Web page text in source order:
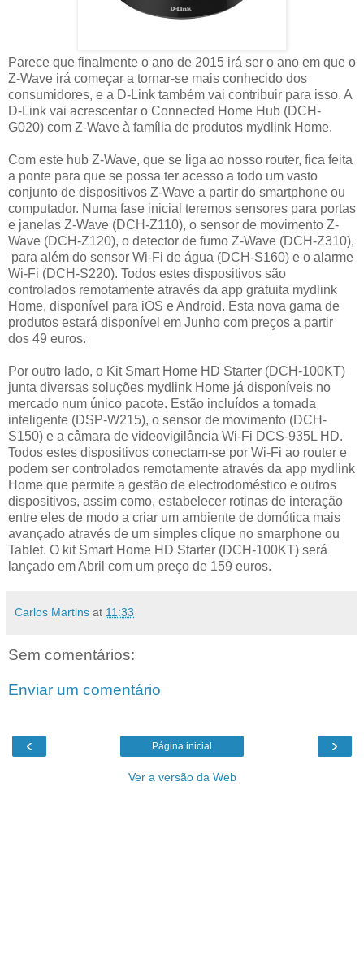
Parece que finalmente o ano de 2015 irá ser o ano em que o
Z-Wave irá começar a tornar-se mais conhecido dos
consumidores, e a D-Link também vai contribuir para isso. A
D-Link vai acrescentar o Connected Home Hub (DCH-
G020) com Z-Wave à família de produtos mydlink Home.
Com este hub Z-Wave, que se liga ao nosso router, fica feita
a ponte para que se possa ter acesso a todo um vasto
conjunto de dispositivos Z-Wave a partir do smartphone ou
computador. Numa fase inicial teremos sensores para portas
e janelas Z-Wave (DCH-Z110), o sensor de movimento Z-
Wave (DCH-Z120), o detector de fumo Z-Wave (DCH-Z310),
para além do sensor Wi-Fi de água (DCH-S160) e o alarme
Wi-Fi (DCH-S220). Todos estes dispositivos são
controlados remotamente através da app gratuita mydlink
Home, disponível para iOS e Android. Esta nova gama de
produtos estará disponível em Junho com preços a partir
dos 49 euros.
Por outro lado, o Kit Smart Home HD Starter (DCH-100KT)
junta diversas soluções mydlink Home já disponíveis no
mercado num único pacote. Estão incluídos a tomada
inteligente (DSP-W215), o sensor de movimento (DCH-
S150) e a câmara de videovigilância Wi-Fi DCS-935L HD.
Todos estes dispositivos conectam-se por Wi-Fi ao router e
podem ser controlados remotamente através da app mydlink
Home que permite a gestão de electrodoméstico e outros
dispositivos, assim como, estabelecer rotinas de interação
entre eles de modo a criar um ambiente de domótica mais
avançado através de um simples clique no smarphone ou
Tablet. O kit Smart Home HD Starter (DCH-100KT) será
lançado em Abril com um preço de 159 euros.
Carlos Martins at 11:33
Sem comentários:
Enviar um comentário
‹ ›
Página inicial
Ver a versão da Web